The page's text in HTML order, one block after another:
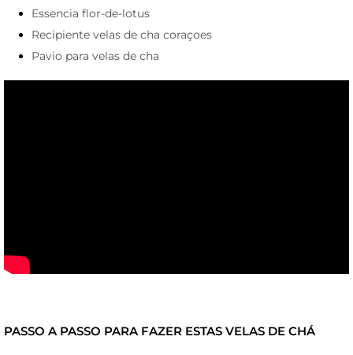
Essencia flor-de-lotus
Recipiente velas de cha coraçoes
Pavio para velas de cha
PASSO A PASSO PARA FAZER ESTAS VELAS DE CHÁ